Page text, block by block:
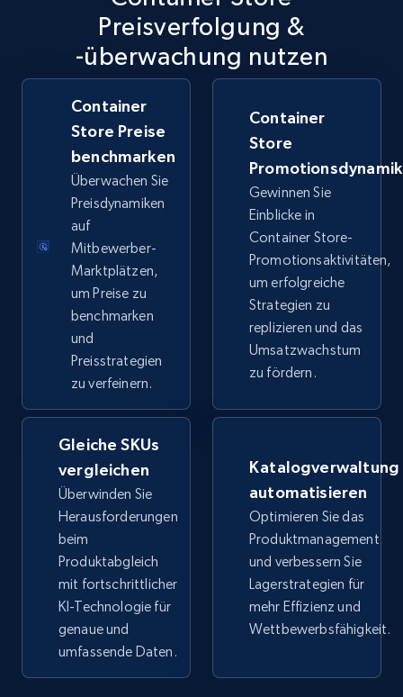
TikTok Shop
URL, Title, Available, Description, Currency, Initial
price, Final price, Discount percent, and more.
5.4K+ 668+
TikTok Shop - category
URL, Title, Available, Description, Currency, Initial
price, Final price, Discount percent, and more.
5.4K+ Jetzt anfangen
TikTok Shop - Collect TikTok shop products
URL, Title, Available, Description, Currency, Initial
price, Final price, Discount percent, and more.
5.4K+ 668+ Jetzt anfangen
TikTok Shop - discover records by shop url
URL, Title, Available, Description, Currency, Initial
price, Final price, Discount percent, and more.
5.4K+ 668+ Jetzt anfangen
Preisverfolgung &
-überwachung nutzen
Container
Store Preise
benchmarken
Überwachen Sie
Preisdynamiken
auf
Mitbewerber-
Marktplätzen,
um Preise zu
benchmarken
und
Preisstrategien
zu verfeinern.
Container
Store
Gewinnen Sie
Einblicke in
Container Store-
Promotionsaktivitäten,
um erfolgreiche
Strategien zu
replizieren und das
Umsatzwachstum
zu fördern.
Gleiche SKUs
vergleichen
Überwinden Sie
Herausforderungen
beim
Produktabgleich
mit fortschrittlicher
KI-Technologie für
genaue und
umfassende Daten.
Katalogverwaltung
automatisieren
Optimieren Sie das
Produktmanagement
und verbessern Sie
Lagerstrategien für
mehr Effizienz und
Wettbewerbsfähigkeit.